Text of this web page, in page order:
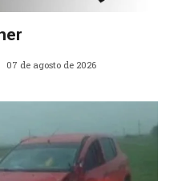
07 de agosto de 2026